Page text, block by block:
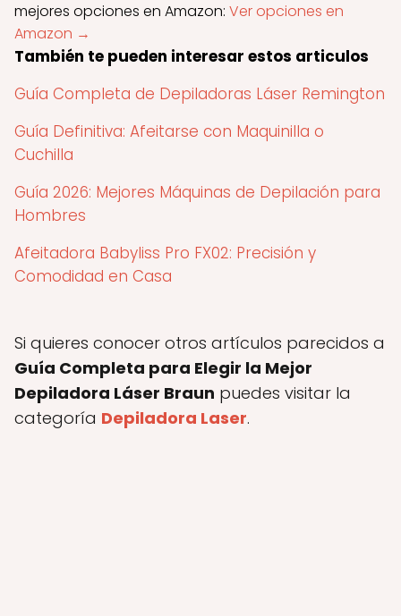
mejores opciones en Amazon: Ver opciones en
Amazon →
También te pueden interesar estos articulos
Guía Completa de Depiladoras Láser Remington
Guía Definitiva: Afeitarse con Maquinilla o
Cuchilla
Guía 2026: Mejores Máquinas de Depilación para
Hombres
Afeitadora Babyliss Pro FX02: Precisión y
Comodidad en Casa
Si quieres conocer otros artículos parecidos a
Guía Completa para Elegir la Mejor
Depiladora Láser Braun puedes visitar la
categoría Depiladora Laser.